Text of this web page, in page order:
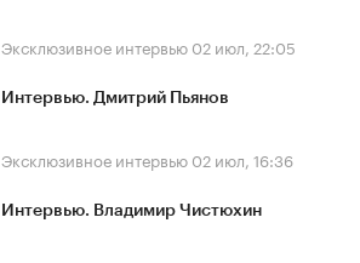
Эксклюзивное интервью 02 июл, 22:05
Интервью. Дмитрий Пьянов
Эксклюзивное интервью 02 июл, 16:36
Интервью. Владимир Чистюхин